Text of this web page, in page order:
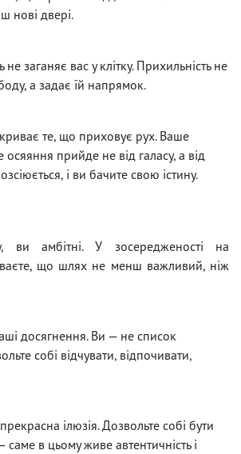
нові двері.
не заганяє вас у клітку. Прихильність не
а задає їй напрямок.
те, що приховує рух. Ваше
осяяння прийде не від галасу, а від
і ви бачите свою істину.
ви амбітні. У зосередженості на
що шлях не менш важливий, ніж
досягнення. Ви — не список
собі відчувати, відпочивати,
ілюзія. Дозвольте собі бути
в цьому живе автентичність і